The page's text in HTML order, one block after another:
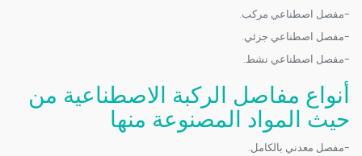
-مفصل اصطناعي مركب.
-مفصل اصطناعي جزئي.
-مفصل اصطناعي نشط.
أنواع مفاصل الركبة الاصطناعية من
حيث المواد المصنوعة منها
-مفصل معدني بالكامل.